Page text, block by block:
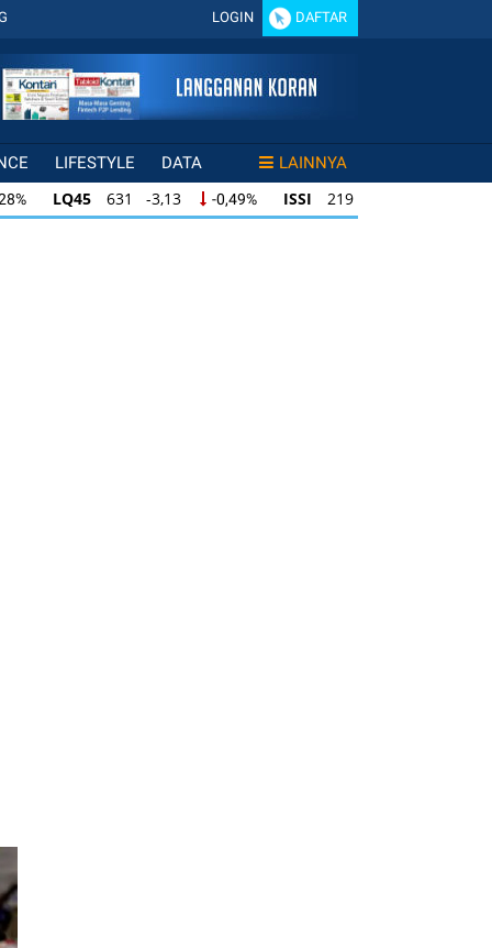
LOGIN DAFTAR
LIFESTYLE DATA LAINNYA
LQ45 631 -3,13 -0,49% ISSI 219 -0,63
LQ45 631 -3,13 -0,49% ISSI 219 -0,63